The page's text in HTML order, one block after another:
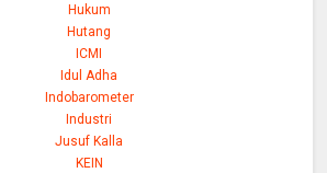
Hukum
Hutang
ICMI
Idul Adha
Indobarometer
Industri
Jusuf Kalla
KEIN